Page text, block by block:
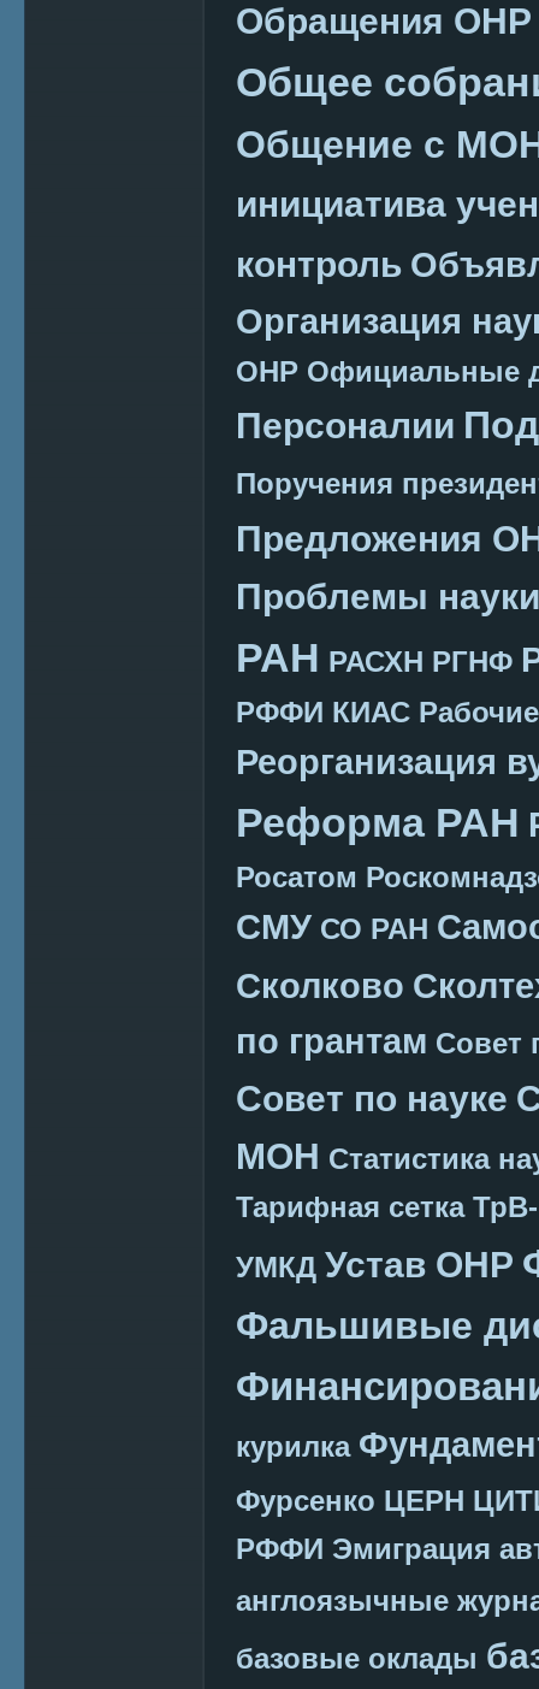
Обращения ОНР
Общее
Общение с
инициатива
контроль
Организация
ОНР Официальные
Персоналии
Поручения
Предложения
Проблемы науки
РАН РАСХН РГНФ
РФФИ КИАС
Реорганизация
Реформа РАН
Росатом
СМУ СО РАН
Сколково
по грантам Совет
Совет по науке
МОН Статистика
Тарифная сетка
УМКД Устав ОНР
Фальшивые
курилка
Фурсенко ЦЕРН
РФФИ Эмиграция
англоязычные
базовые оклады